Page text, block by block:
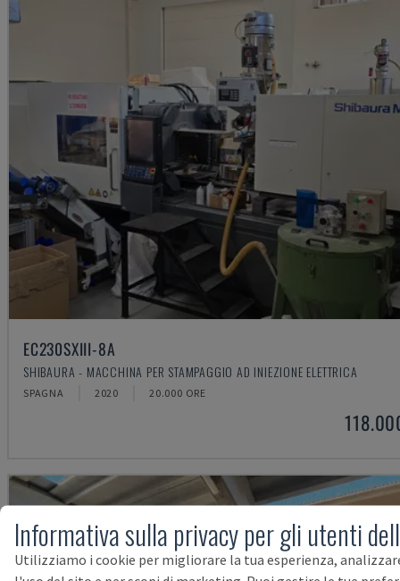
EC230SXIII-8A
SHIBAURA - MACCHINA PER STAMPAGGIO AD INIEZIONE ELETTRICA
SPAGNA 2020 20.000 ORE
Informativa sulla privacy per gli utenti
Utilizziamo i cookie per migliorare la tua esperienza,